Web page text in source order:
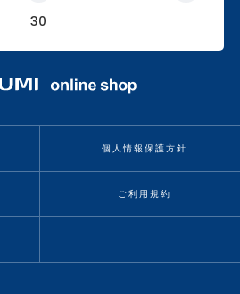
30
個人情報保護方針
ご利用規約